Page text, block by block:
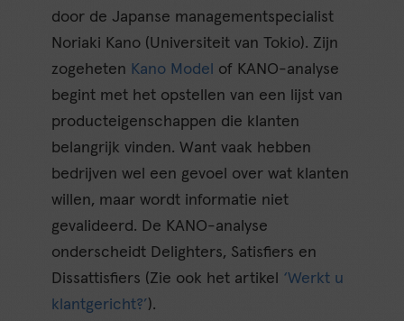
door de Japanse managementspecialist
Noriaki Kano (Universiteit van Tokio). Zijn
zogeheten Kano Model
of KANO-analyse
begint met het opstellen van een lijst van
producteigenschappen die klanten
belangrijk vinden. Want vaak hebben
bedrijven wel een gevoel over wat klanten
willen, maar wordt informatie niet
gevalideerd. De KANO-analyse
onderscheidt Delighters, Satisfiers en
Dissattisfiers (Zie ook het artikel ‘Werkt u
klantgericht?’).